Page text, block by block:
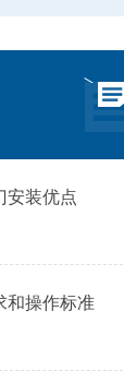
安装优点
和操作标准